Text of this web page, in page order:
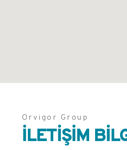
Orvigor Group
İLETİŞİM